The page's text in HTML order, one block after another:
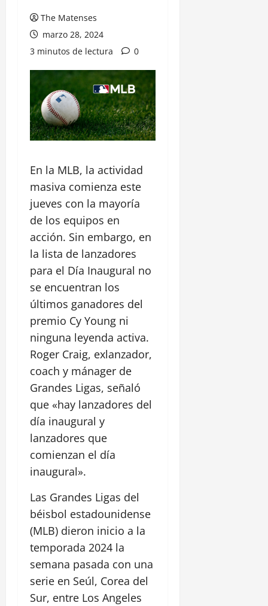
The Matenses
marzo 28, 2024
3 minutos de lectura
0
En la MLB, la actividad
masiva comienza este
jueves con la mayoría
de los equipos en
acción. Sin embargo, en
la lista de lanzadores
para el Día Inaugural no
se encuentran los
últimos ganadores del
premio Cy Young ni
ninguna leyenda activa.
Roger Craig, exlanzador,
coach y mánager de
Grandes Ligas, señaló
que «hay lanzadores del
día inaugural y
lanzadores que
comienzan el día
inaugural».
Las Grandes Ligas del
béisbol estadounidense
(MLB) dieron inicio a la
temporada 2024 la
semana pasada con una
serie en Seúl, Corea del
Sur, entre Los Angeles